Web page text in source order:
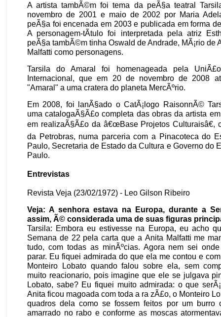
A artista tambÃ©m foi tema da peÃ§a teatral
novembro de 2001 e maio de 2002 por Maria
peÃ§a foi encenada em 2003 e publicada em forma
A personagem-tÃ­tulo foi interpretada pela atriz
peÃ§a tambÃ©m tinha Oswald de Andrade, MÃ¡rio de
Malfatti como personagens.
Tarsila do Amaral foi homenageada pela UniÃ£o
Internacional, que em 20 de novembro de 2008
"Amaral" a uma cratera do planeta MercÃºrio.
Em 2008, foi lanÃ§ado o CatÃ¡logo RaisonnÃ©
uma catalogaÃ§Ã£o completa das obras da artista
em realizaÃ§Ã£o da â€œBase Projetos Culturaisâ€,
da Petrobras, numa parceria com a Pinacoteca do
Paulo, Secretaria de Estado da Cultura e Governo do
Paulo.
Entrevistas
Revista Veja (23/02/1972) - Leo Gilson Ribeiro
Veja: A senhora estava na Europa, durante a
assim, Ã© considerada uma de suas figuras
Tarsila: Embora eu estivesse na Europa, eu acho
Semana de 22 pela carta que a Anita Malfatti me
tudo, com todas as minÃºcias. Agora nem sei
parar. Eu fiquei admirada do que ela me contou e
Monteiro Lobato quando falou sobre ela, sem
muito reacionario, pois imagine que ele se julgava
Lobato, sabe? Eu fiquei muito admirada: o que
Anita ficou magoada com toda a ra zÃ£o, o Monteiro
quadros dela como se fossem feitos por um burro
amarrado no rabo e conforme as moscas